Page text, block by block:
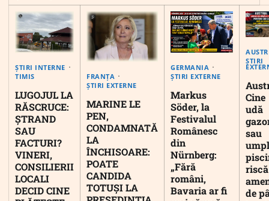
ȘTIRI INTERNE
TIMIS
LUGOJUL LA
RĂSCRUCE:
ȘTRAND
SAU
FACTURI?
VINERI,
CONSILIERII
LOCALI
DECID CINE
FRANȚA
ȘTIRI EXTERNE
MARINE LE
PEN,
CONDAMNATĂ
LA
ÎNCHISOARE:
POATE
CANDIDA
TOTUȘI LA
GERMANIA
ȘTIRI EXTERNE
Markus
Söder, la
Festivalul
Românesc
din
Nürnberg:
„Fără
români,
Bavaria ar fi
ȘTIRI
Cine
udă
sau
riscă
de